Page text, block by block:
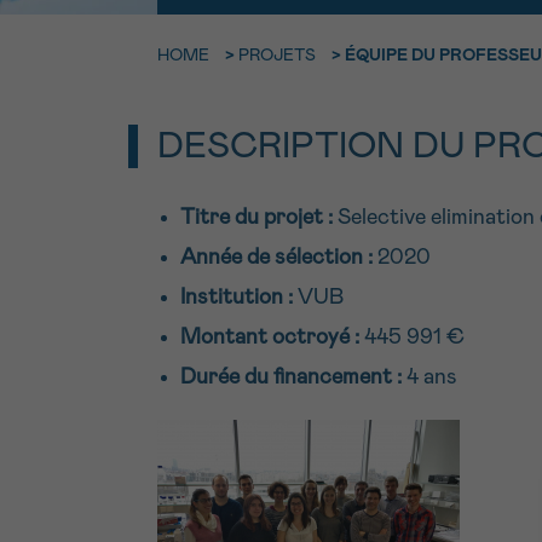
HOME > PROJETS > ÉQUIPE DU
DESCRIPTION DU
Titre du projet : Selective
Année de sélection : 2020
Institution : VUB
Montant octroyé : 445 991 €
Durée du financement : 4 ans
0800 15
Je
VOTRE QUESTION
Je souhaite
J’accepte les